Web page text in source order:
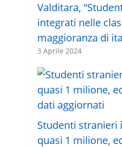
Valditara,
integrati nelle
maggioranza di
3 Aprile 2024
Studenti stranieri
quasi 1 milione,